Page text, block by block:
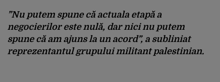
”Nu putem spune că actuala etapă a
negocierilor este nulă, dar nici nu putem
spune că am ajuns la un acord”, a subliniat
reprezentantul grupului militant palestinian.